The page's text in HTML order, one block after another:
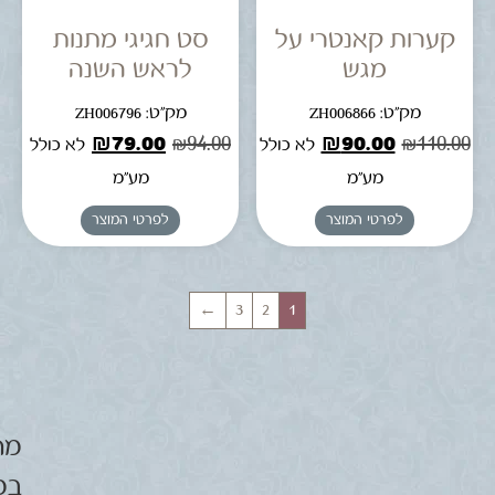
קערות קאנטרי על
מגש
מק"ט: ZH006866
₪110.00
₪90.00
לא כולל
מע"מ
לפרטי המוצר
סט חגיגי מתנות
לראש השנה
מק"ט: ZH006796
₪94.00
₪79.00
לא כולל
מע"מ
לפרטי המוצר
1
2
3
←